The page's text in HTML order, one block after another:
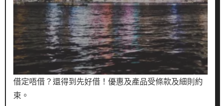
借定唔借？還得到先好借！優惠及產品受條款及細則約
束。